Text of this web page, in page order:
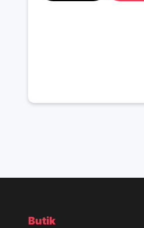
Butik